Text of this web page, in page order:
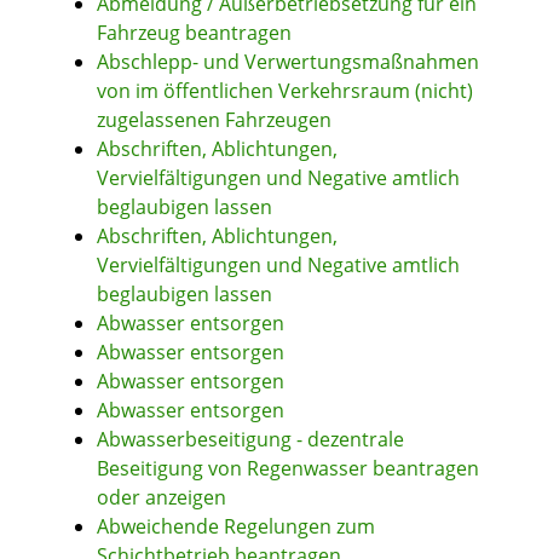
Fahrzeug beantragen
Abschlepp- und Verwertungsmaßnahmen
von im öffentlichen Verkehrsraum (nicht)
zugelassenen Fahrzeugen
Abschriften, Ablichtungen,
Vervielfältigungen und Negative amtlich
beglaubigen lassen
Abschriften, Ablichtungen,
Vervielfältigungen und Negative amtlich
beglaubigen lassen
Abwasser entsorgen
Abwasser entsorgen
Abwasser entsorgen
Abwasser entsorgen
Abwasserbeseitigung - dezentrale
Beseitigung von Regenwasser beantragen
oder anzeigen
Abweichende Regelungen zum